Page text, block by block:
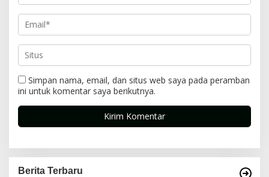
Simpan nama, email, dan situs web saya pada peramban
ini untuk komentar saya berikutnya.
Berita Terbaru